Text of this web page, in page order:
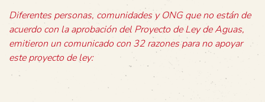
Diferentes personas, comunidades y ONG que no están de
acuerdo con la aprobación del Proyecto de Ley de Aguas,
emitieron un comunicado con 32 razones para no apoyar
este proyecto de ley: